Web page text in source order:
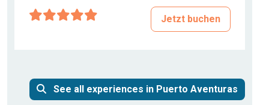
Jetzt buchen
See all experiences in Puerto Aventuras